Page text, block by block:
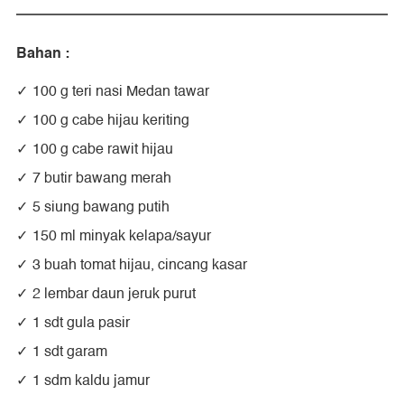
Bahan :
100 g teri nasi Medan tawar
100 g cabe hijau keriting
100 g cabe rawit hijau
7 butir bawang merah
5 siung bawang putih
150 ml minyak kelapa/sayur
3 buah tomat hijau, cincang kasar
2 lembar daun jeruk purut
1 sdt gula pasir
1 sdt garam
1 sdm kaldu jamur